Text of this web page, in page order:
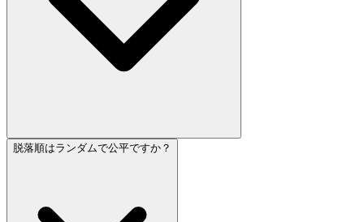
脱落順はランダムで公平ですか？